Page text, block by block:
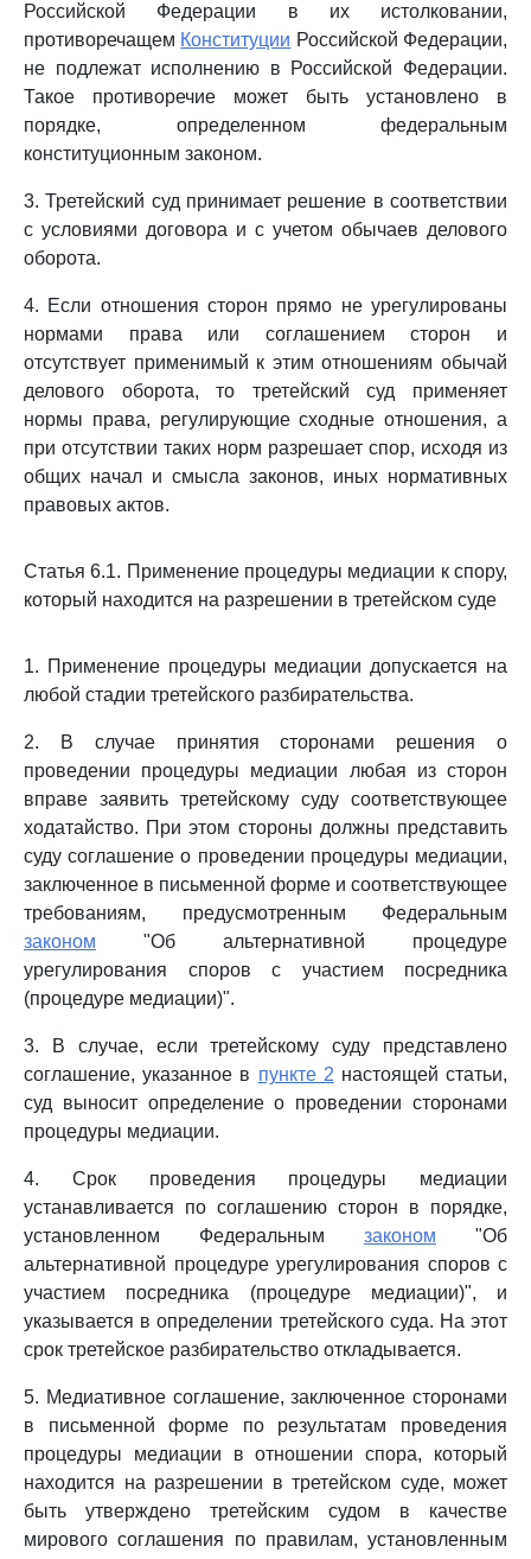
Российской Федерации в их истолковании,
противоречащем Конституции Российской Федерации,
не подлежат исполнению в Российской Федерации.
Такое противоречие может быть установлено в
порядке, определенном федеральным
конституционным законом.
3. Третейский суд принимает решение в соответствии
с условиями договора и с учетом обычаев делового
оборота.
4. Если отношения сторон прямо не урегулированы
нормами права или соглашением сторон и
отсутствует применимый к этим отношениям обычай
делового оборота, то третейский суд применяет
нормы права, регулирующие сходные отношения, а
при отсутствии таких норм разрешает спор, исходя из
общих начал и смысла законов, иных нормативных
правовых актов.
Статья 6.1. Применение процедуры медиации к спору,
который находится на разрешении в третейском суде
1. Применение процедуры медиации допускается на
любой стадии третейского разбирательства.
2. В случае принятия сторонами решения о
проведении процедуры медиации любая из сторон
вправе заявить третейскому суду соответствующее
ходатайство. При этом стороны должны представить
суду соглашение о проведении процедуры медиации,
заключенное в письменной форме и соответствующее
требованиям, предусмотренным Федеральным
законом "Об альтернативной процедуре
урегулирования споров с участием посредника
(процедуре медиации)".
3. В случае, если третейскому суду представлено
соглашение, указанное в пункте 2 настоящей статьи,
суд выносит определение о проведении сторонами
процедуры медиации.
4. Срок проведения процедуры медиации
устанавливается по соглашению сторон в порядке,
установленном Федеральным законом "Об
альтернативной процедуре урегулирования споров с
участием посредника (процедуре медиации)", и
указывается в определении третейского суда. На этот
срок третейское разбирательство откладывается.
5. Медиативное соглашение, заключенное сторонами
в письменной форме по результатам проведения
процедуры медиации в отношении спора, который
находится на разрешении в третейском суде, может
быть утверждено третейским судом в качестве
мирового соглашения по правилам, установленным